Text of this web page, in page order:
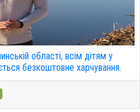
області, всім дітям у
безкоштовне харчування.